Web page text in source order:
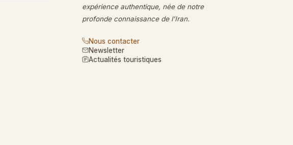
expérience authentique, née de notre
profonde connaissance de l'Iran.
Nous contacter
Newsletter
Actualités touristiques